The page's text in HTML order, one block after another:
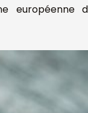
européenne